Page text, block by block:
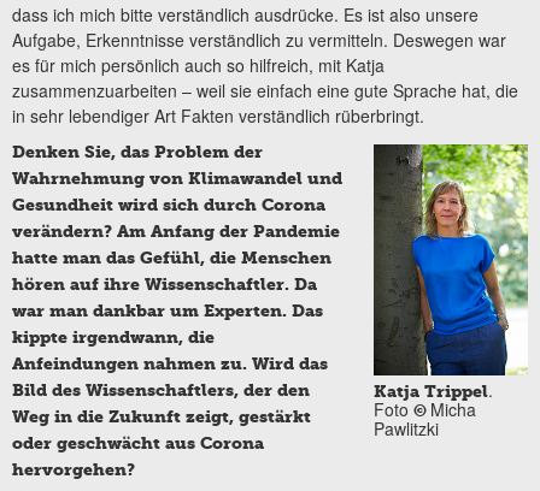
dass ich mich bitte verständlich ausdrücke. Es ist also unsere
Aufgabe, Erkenntnisse verständlich zu vermitteln. Deswegen war
es für mich persönlich auch so hilfreich, mit Katja
zusammenzuarbeiten – weil sie einfach eine gute Sprache hat, die
in sehr lebendiger Art Fakten verständlich rüberbringt.
Katja Trippel.
Foto © Micha
Pawlitzki
Denken Sie, das Problem der
Wahrnehmung von Klimawandel und
Gesundheit wird sich durch Corona
verändern? Am Anfang der Pandemie
hatte man das Gefühl, die Menschen
hören auf ihre Wissenschaftler. Da
war man dankbar um Experten. Das
kippte irgendwann, die
Anfeindungen nahmen zu. Wird das
Bild des Wissenschaftlers, der den
Weg in die Zukunft zeigt, gestärkt
oder geschwächt aus Corona
hervorgehen?